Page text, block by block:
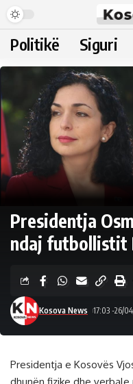
Politikë Siguri
Presidentja
ndaj futbollistit
Kosova News 17:03 -26/
Presidentja e Kosovës